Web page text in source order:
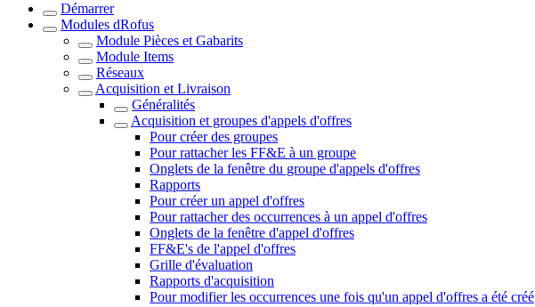
Démarrer
Modules dRofus
Module Pièces et Gabarits
Module Items
Réseaux
Acquisition et Livraison
Généralités
Acquisition et groupes d'appels d'offres
Pour créer des groupes
Pour rattacher les FF&E à un groupe
Onglets de la fenêtre du groupe d'appels d'offres
Rapports
Pour créer un appel d'offres
Pour rattacher des occurrences à un appel d'offres
Onglets de la fenêtre d'appel d'offres
FF&E's de l'appel d'offres
Grille d'évaluation
Rapports d'acquisition
Pour modifier les occurrences une fois qu'un appel d'offres a été créé